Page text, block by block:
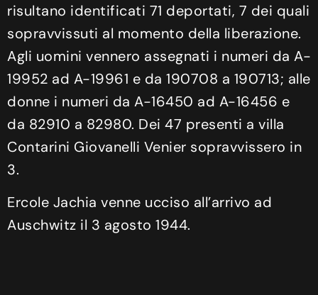
risultano identificati 71 deportati, 7 dei quali
sopravvissuti al momento della liberazione.
Agli uomini vennero assegnati i numeri da A-
19952 ad A-19961 e da 190708 a 190713; alle
donne i numeri da A-16450 ad A-16456 e
da 82910 a 82980. Dei 47 presenti a villa
Contarini Giovanelli Venier sopravvissero in
3.
Ercole Jachia venne ucciso all’arrivo ad
Auschwitz il 3 agosto 1944.